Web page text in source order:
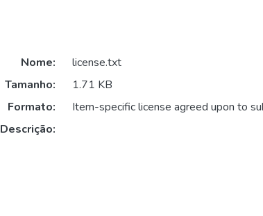
Nome:
license.txt
Tamanho:
1.71 KB
Formato:
Item-specific license agreed upon to
Descrição: